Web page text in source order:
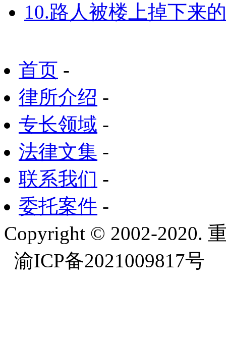
10.路人被楼上掉下来
首页 -
律所介绍 -
专长领域 -
法律文集 -
联系我们 -
委托案件 -
Copyright © 2002-2020.
渝ICP备2021009817号